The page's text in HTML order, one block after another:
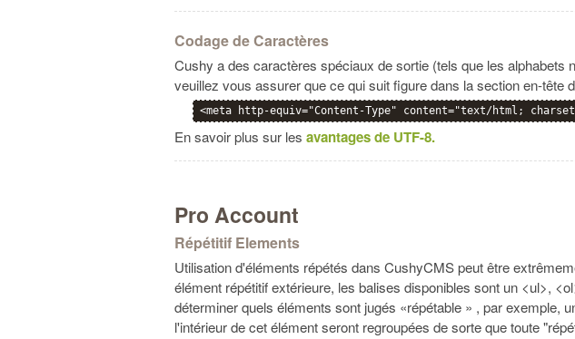
Codage de Caractères
Cushy a des caractères spéciaux de sortie (tels que les
veuillez vous assurer que ce qui suit figure dans la section en-tête
<meta http-equiv="Content-Type" content="text/html;
En savoir plus sur les avantages de UTF-8.
Pro Account
Répétitif Elements
Utilisation d'éléments répétés dans CushyCMS peut être
élément répétitif extérieure, les balises disponibles sont un <ul>,
déterminer quels éléments sont jugés «répétable » , par exemple,
l'intérieur de cet élément seront regroupées de sorte que toute